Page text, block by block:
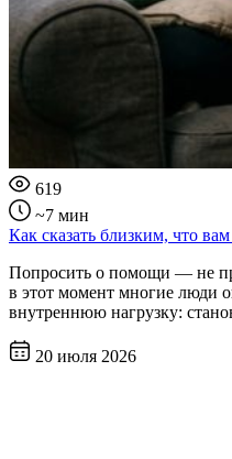
619
~7 мин
Как сказать близким, что
Попросить о помощи — не
в этот момент многие люди
внутреннюю нагрузку:
20 июля 2026